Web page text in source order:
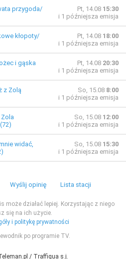
przygoda/
Pt, 14.08 15:30
i 1 późniejsza emisja
kłopoty/
Pt, 14.08 18:00
i 1 późniejsza emisja
i gąska
Pt, 14.08 20:30
i 1 późniejsza emisja
z Zolą
So, 15.08 8:00
i 1 późniejsza emisja
So, 15.08 12:00
i 1 późniejsza emisja
widać,
So, 15.08 15:30
i 1 późniejsza emisja
Wyślij opinię Lista stacji
może działać lepiej. Korzystając z niego
się na ich użycie.
i politykę prywatności
po programie TV.
/ Traffiqua s.j.